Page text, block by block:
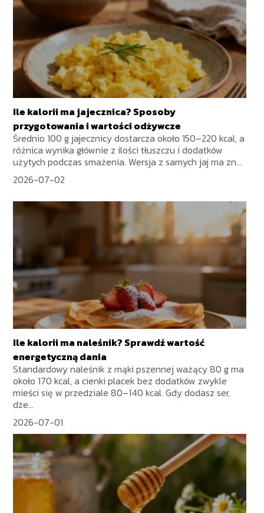
Ile kalorii ma jajecznica? Sposoby
przygotowania i wartości odżywcze
Średnio 100 g jajecznicy dostarcza około 150–220 kcal, a
różnica wynika głównie z ilości tłuszczu i dodatków
użytych podczas smażenia. Wersja z samych jaj ma zn...
2026-07-02
Ile kalorii ma naleśnik? Sprawdź wartość
energetyczną dania
Standardowy naleśnik z mąki pszennej ważący 80 g ma
około 170 kcal, a cienki placek bez dodatków zwykle
mieści się w przedziale 80–140 kcal. Gdy dodasz ser,
dże...
2026-07-01